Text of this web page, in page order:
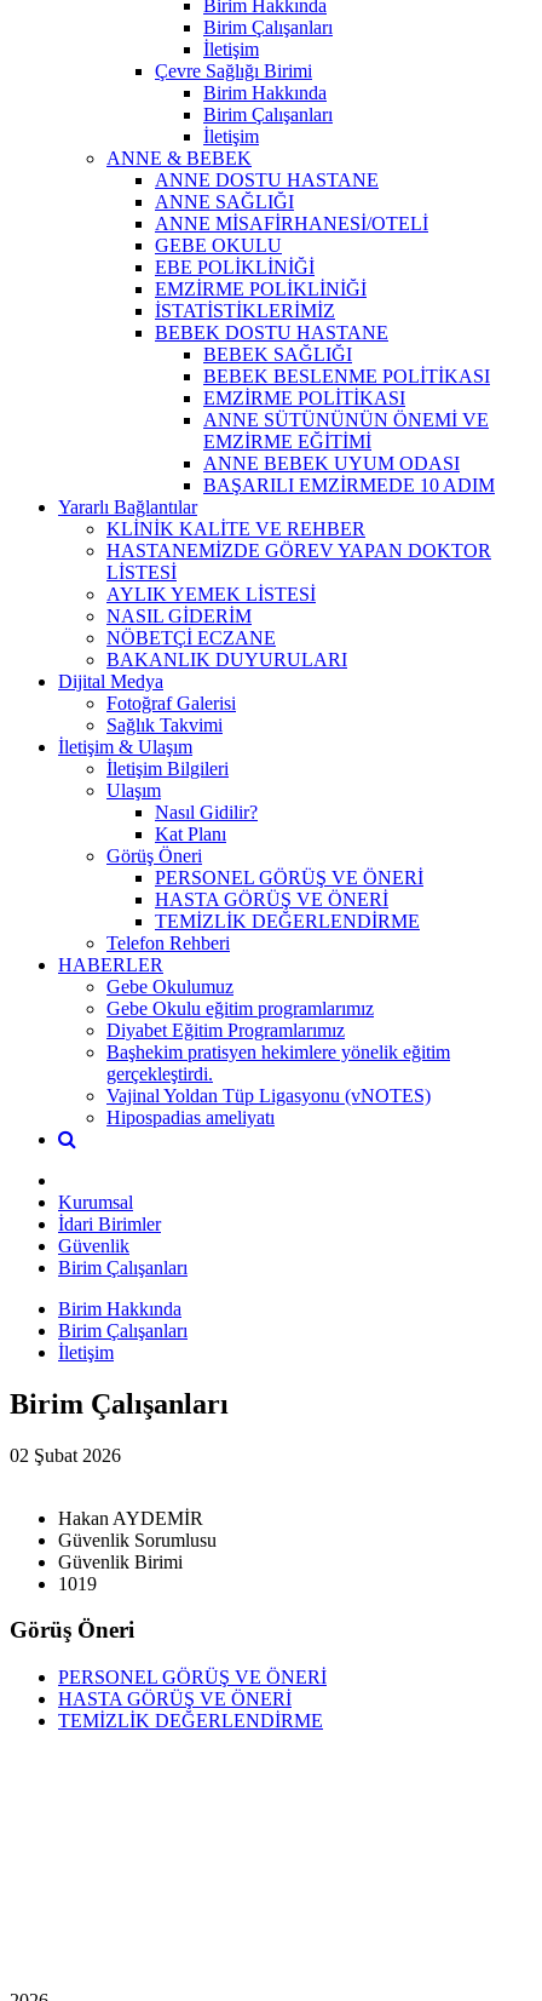
Birim Hakkında
Birim Çalışanları
İletişim
Çevre Sağlığı Birimi
Birim Hakkında
Birim Çalışanları
İletişim
ANNE & BEBEK
ANNE DOSTU HASTANE
ANNE SAĞLIĞI
ANNE MİSAFİRHANESİ/OTELİ
GEBE OKULU
EBE POLİKLİNİĞİ
EMZİRME POLİKLİNİĞİ
İSTATİSTİKLERİMİZ
BEBEK DOSTU HASTANE
BEBEK SAĞLIĞI
BEBEK BESLENME POLİTİKASI
EMZİRME POLİTİKASI
ANNE SÜTÜNÜNÜN ÖNEMİ VE
EMZİRME EĞİTİMİ
ANNE BEBEK UYUM ODASI
BAŞARILI EMZİRMEDE 10 ADIM
Yararlı Bağlantılar
KLİNİK KALİTE VE REHBER
HASTANEMİZDE GÖREV YAPAN DOKTOR
LİSTESİ
AYLIK YEMEK LİSTESİ
NASIL GİDERİM
NÖBETÇİ ECZANE
BAKANLIK DUYURULARI
Dijital Medya
Fotoğraf Galerisi
Sağlık Takvimi
İletişim & Ulaşım
İletişim Bilgileri
Ulaşım
Nasıl Gidilir?
Kat Planı
Görüş Öneri
PERSONEL GÖRÜŞ VE ÖNERİ
HASTA GÖRÜŞ VE ÖNERİ
TEMİZLİK DEĞERLENDİRME
Telefon Rehberi
HABERLER
Gebe Okulumuz
Gebe Okulu eğitim programlarımız
Diyabet Eğitim Programlarımız
Başhekim pratisyen hekimlere yönelik eğitim
gerçekleştirdi.
Vajinal Yoldan Tüp Ligasyonu (vNOTES)
Hipospadias ameliyatı
Kurumsal
İdari Birimler
Güvenlik
Birim Çalışanları
Birim Hakkında
Birim Çalışanları
İletişim
Birim Çalışanları
02 Şubat 2026
Hakan AYDEMİR
Güvenlik Sorumlusu
Güvenlik Birimi
1019
Görüş Öneri
PERSONEL GÖRÜŞ VE ÖNERİ
HASTA GÖRÜŞ VE ÖNERİ
TEMİZLİK DEĞERLENDİRME